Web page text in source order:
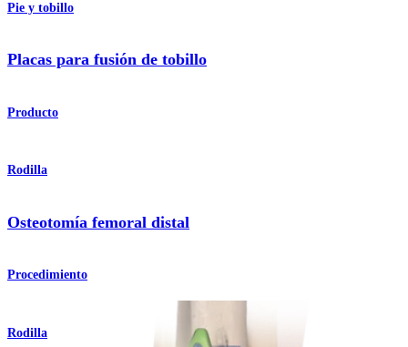
Pie y tobillo
Placas para fusión de tobillo
Producto
Rodilla
Osteotomía femoral distal
Procedimiento
Rodilla